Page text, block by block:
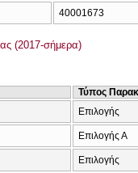
40001673
(2017-σήμερα)
Τύπος
Επιλογής
Επιλογής Α
Επιλογής